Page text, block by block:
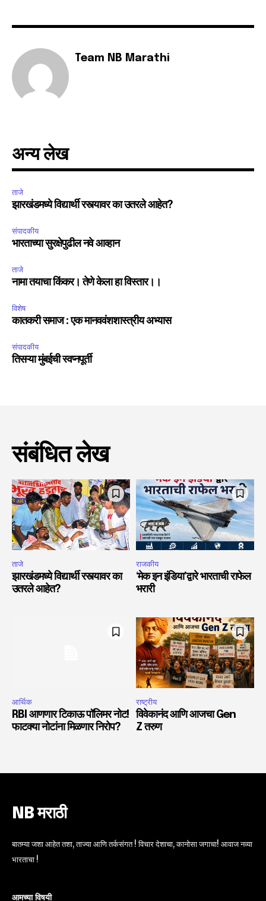
Team NB Marathi
अन्य लेख
ताजे
झारखंडमध्ये विद्यार्थी रस्त्यावर का उतरले आहेत?
संपादकीय
भारताच्या सुरक्षेपुढील नवे आव्हान
ताजे
नामा तयाचा किंकर। तेणे केला हा विस्तार।।
विशेष
कातकरी समाज : एक मानववंशशास्त्रीय अभ्यास
संपादकीय
तिसऱ्या मुंबईची स्वप्नपूर्ती
संबंधित लेख
ताजे
झारखंडमध्ये विद्यार्थी रस्त्यावर का
उतरले आहेत?
राजकीय
‘मेक इन इंडिया’द्वारे भारताची राफेल
भरारी
आर्थिक
RBI आणणार टिकाऊ पॉलिमर नोट!
फाटक्या नोटांना मिळणार निरोप?
राष्ट्रीय
विवेकानंद आणि आजचा Gen
Z तरुण
NB मराठी
बातम्या जशा आहेत तशा, ताज्या आणि तर्कसंगत ! विचार देशाचा, कानोसा जगाचा! आवाज नव्या
भारताचा !
आमच्या विषयी